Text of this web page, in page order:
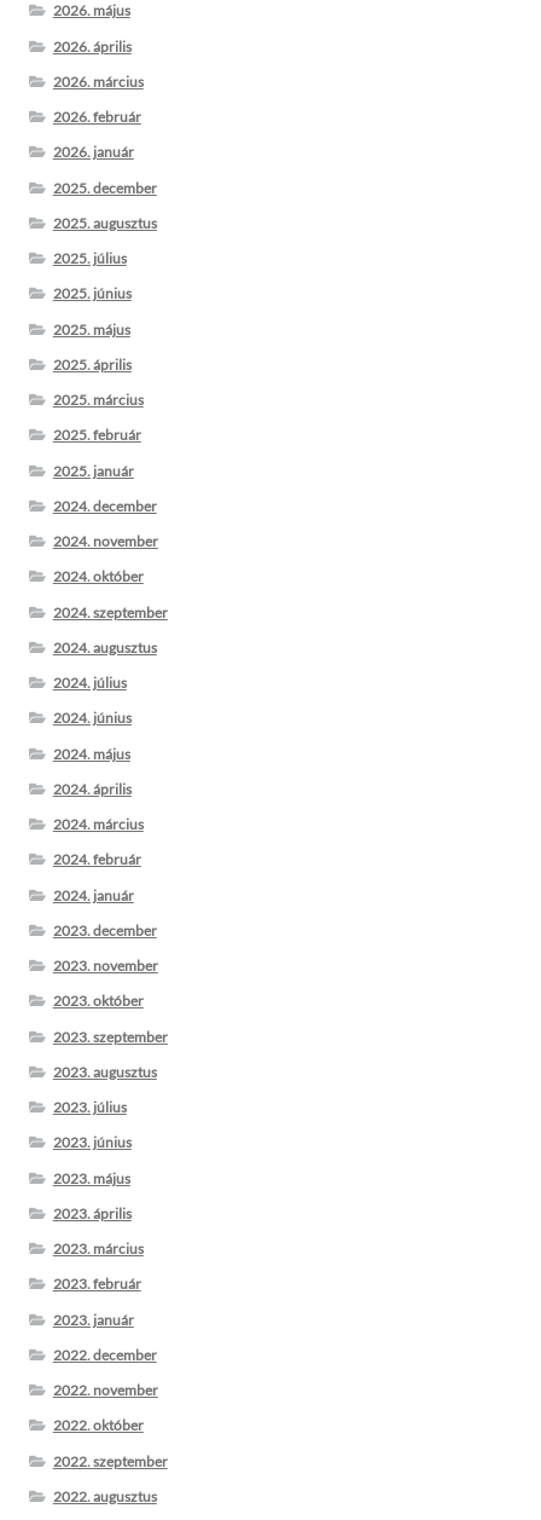
2026. május
2026. április
2026. március
2026. február
2026. január
2025. december
2025. augusztus
2025. július
2025. június
2025. május
2025. április
2025. március
2025. február
2025. január
2024. december
2024. november
2024. október
2024. szeptember
2024. augusztus
2024. július
2024. június
2024. május
2024. április
2024. március
2024. február
2024. január
2023. december
2023. november
2023. október
2023. szeptember
2023. augusztus
2023. július
2023. június
2023. május
2023. április
2023. március
2023. február
2023. január
2022. december
2022. november
2022. október
2022. szeptember
2022. augusztus